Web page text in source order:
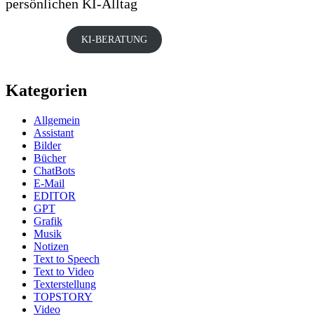
persönlichen KI-Alltag
KI-BERATUNG
Kategorien
Allgemein
Assistant
Bilder
Bücher
ChatBots
E-Mail
EDITOR
GPT
Grafik
Musik
Notizen
Text to Speech
Text to Video
Texterstellung
TOPSTORY
Video